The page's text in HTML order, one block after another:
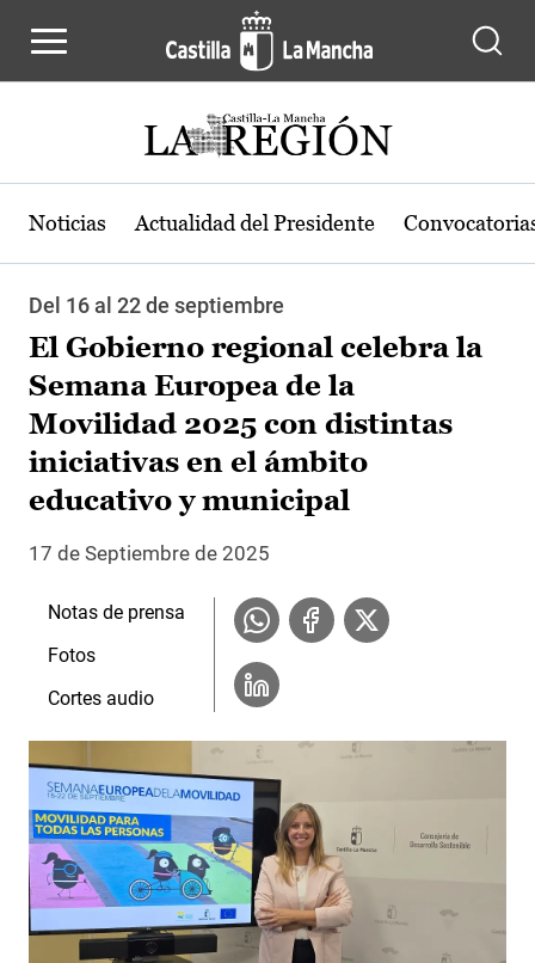
Noticias Actualidad del Presidente
Del 16 al 22 de septiembre
El Gobierno regional celebra la
Semana Europea de la
Movilidad 2025 con distintas
iniciativas en el ámbito
educativo y municipal
17 de Septiembre de 2025
Notas de prensa
Fotos
Cortes audio